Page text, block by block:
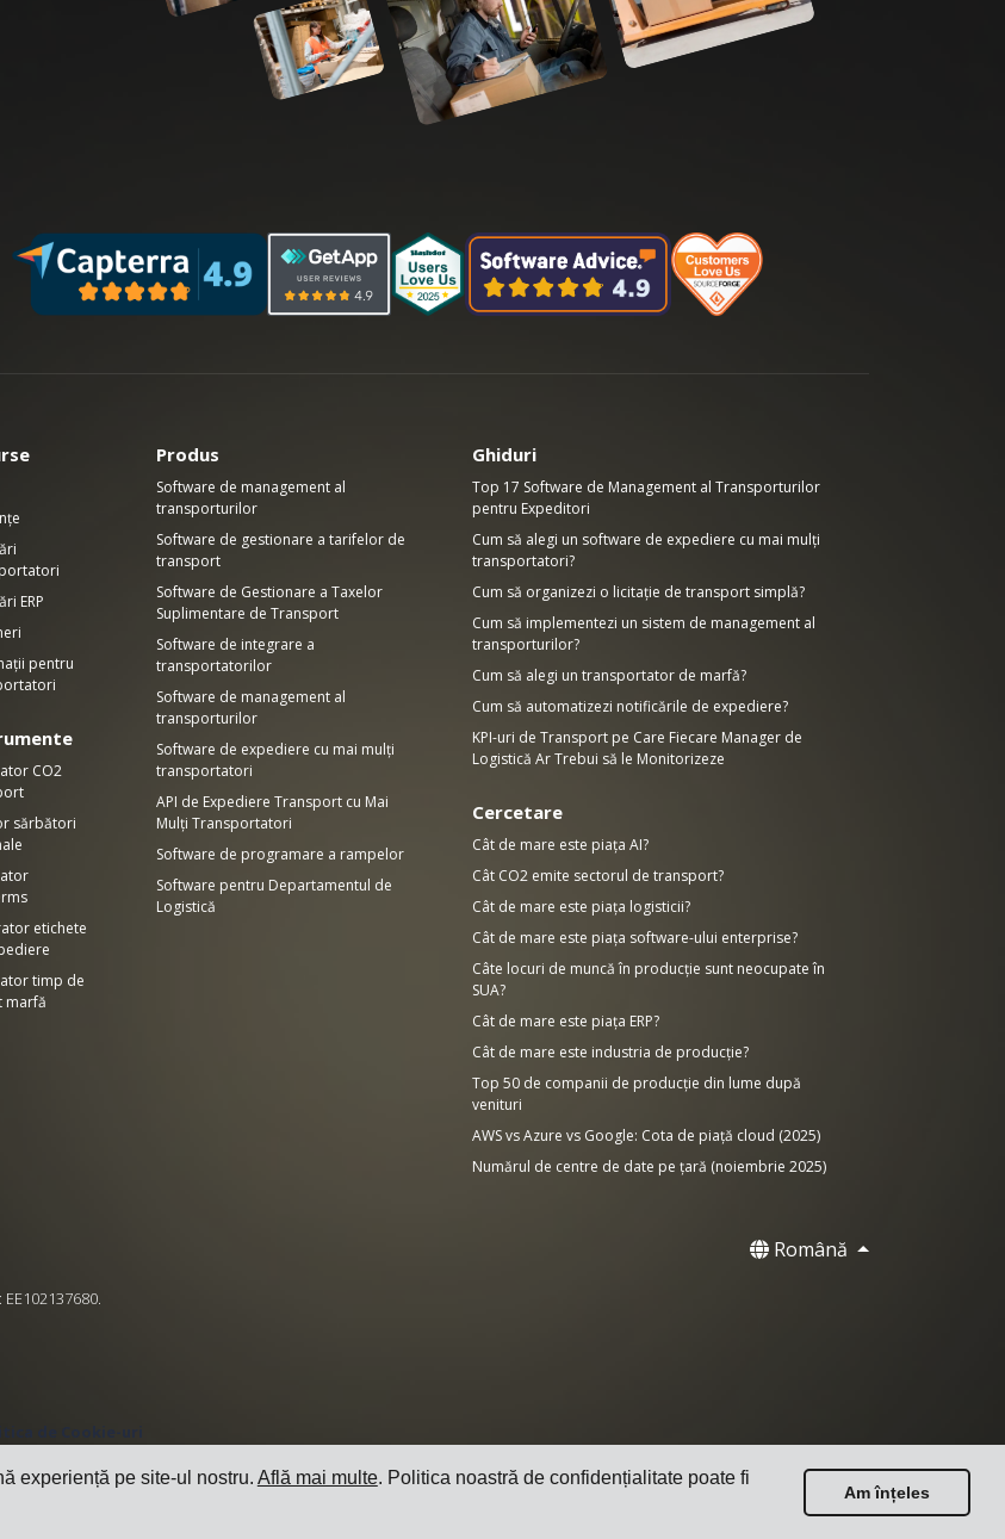
experiență pe site-ul nostru. Află mai multe. Politica noastră de confidențialitate poate fi
Am înțeles
ERP
pentru
CO2
sărbători
etichete
timp de
marfă
Produs
Software de management al
transporturilor
Software de gestionare a tarifelor de
transport
Software de Gestionare a Taxelor
Suplimentare de Transport
Software de integrare a
transportatorilor
Software de management al
transporturilor
Software de expediere cu mai mulți
transportatori
API de Expediere Transport cu Mai
Mulți Transportatori
Software de programare a rampelor
Software pentru Departamentul de
Logistică
Ghiduri
Top 17 Software de Management al Transporturilor
pentru Expeditori
Cum să alegi un software de expediere cu mai mulți
transportatori?
Cum să organizezi o licitație de transport simplă?
Cum să implementezi un sistem de management al
transporturilor?
Cum să alegi un transportator de marfă?
Cum să automatizezi notificările de expediere?
KPI-uri de Transport pe Care Fiecare Manager de
Logistică Ar Trebui să le Monitorizeze
Cercetare
Cât de mare este piața AI?
Cât CO2 emite sectorul de transport?
Cât de mare este piața logisticii?
Cât de mare este piața software-ului enterprise?
Câte locuri de muncă în producție sunt neocupate în
SUA?
Cât de mare este piața ERP?
Cât de mare este industria de producție?
Top 50 de companii de producție din lume după
venituri
AWS vs Azure vs Google: Cota de piață cloud (2025)
Numărul de centre de date pe țară (noiembrie 2025)
Română